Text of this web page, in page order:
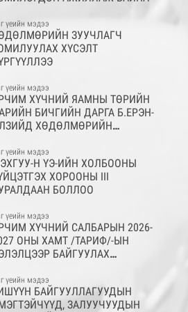
үеийн мэдээ
ЗУУЧЛАГЧ
ХҮСЭЛТ
үеийн мэдээ
ХҮЧНИЙ ЯАМНЫ ТӨРИЙН
БИЧГИЙН ДАРГА Б.ЕРЭН-
ХӨДӨЛМӨРИЙН
МЭДЭГДЭЛ ХҮРГҮҮЛЛЭЭ
үеийн мэдээ
Н ҮЭ-ИЙН ХОЛБООНЫ
ХОРООНЫ III
БОЛЛОО
үеийн мэдээ
ХҮЧНИЙ САЛБАРЫН 2026-
ОНЫ ХАМТ /ТАРИФ/-ЫН
БАЙГУУЛАХ
үеийн мэдээ
БАЙГУУЛЛАГУУДЫН
ЗАЛУУЧУУДЫН